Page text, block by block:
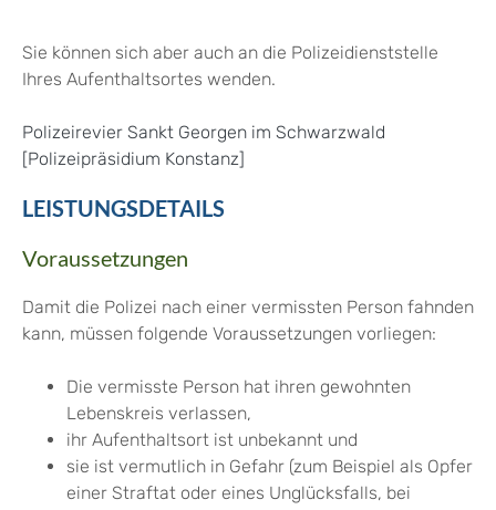
Sie können sich aber auch an die Polizeidienststelle
Ihres Aufenthaltsortes wenden.
Polizeirevier Sankt Georgen im Schwarzwald
[Polizeipräsidium Konstanz]
LEISTUNGSDETAILS
Voraussetzungen
Damit die Polizei nach einer vermissten Person fahnden
kann, müssen folgende Voraussetzungen vorliegen:
Die vermisste Person hat ihren gewohnten
Lebenskreis verlassen,
ihr Aufenthaltsort ist unbekannt und
sie ist vermutlich in Gefahr (zum Beispiel als Opfer
einer Straftat oder eines Unglücksfalls, bei